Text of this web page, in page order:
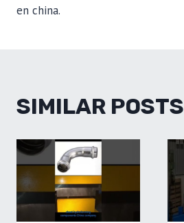
en china.
SIMILAR POSTS